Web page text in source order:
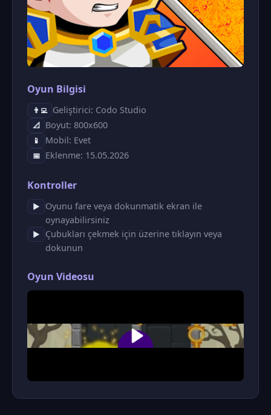
Oyun Bilgisi
👨‍💻 Geliştirici: Codo Studio
📐 Boyut: 800x600
📱 Mobil: Evet
📅 Eklenme: 15.05.2026
Kontroller
▶
Oyunu fare veya dokunmatik ekran ile
oynayabilirsiniz
▶
Çubukları çekmek için üzerine tıklayın veya
dokunun
Oyun Videosu